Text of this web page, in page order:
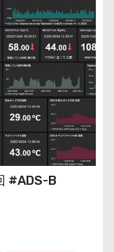
#ADS-B